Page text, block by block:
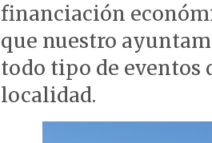
financiación
que nuestro
todo tipo de eventos
localidad.